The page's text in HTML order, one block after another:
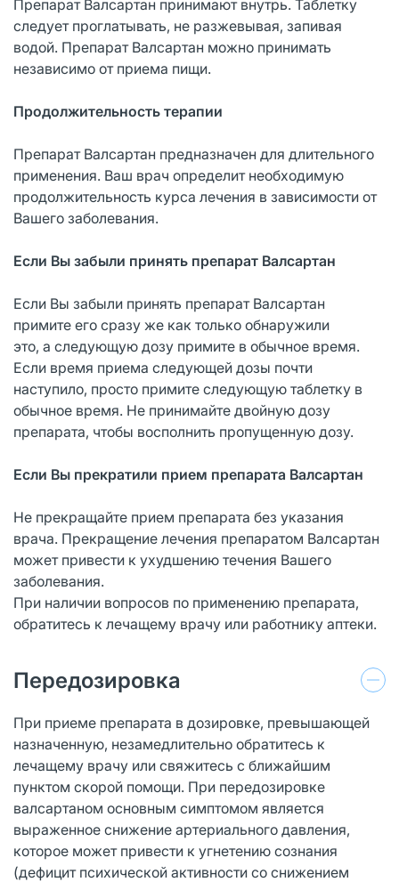
Препарат Валсартан принимают внутрь. Таблетку
следует проглатывать, не разжевывая, запивая
водой. Препарат Валсартан можно принимать
независимо от приема пищи.
Продолжительность терапии
Препарат Валсартан предназначен для длительного
применения. Ваш врач определит необходимую
продолжительность курса лечения в зависимости от
Вашего заболевания.
Если Вы забыли принять препарат Валсартан
Если Вы забыли принять препарат Валсартан
примите его сразу же как только обнаружили
это, а следующую дозу примите в обычное время.
Если время приема следующей дозы почти
наступило, просто примите следующую таблетку в
обычное время. Не принимайте двойную дозу
препарата, чтобы восполнить пропущенную дозу.
Если Вы прекратили прием препарата Валсартан
Не прекращайте прием препарата без указания
врача. Прекращение лечения препаратом Валсартан
может привести к ухудшению течения Вашего
заболевания.
При наличии вопросов по применению препарата,
обратитесь к лечащему врачу или работнику аптеки.
Передозировка
При приеме препарата в дозировке, превышающей
назначенную, незамедлительно обратитесь к
лечащему врачу или свяжитесь с ближайшим
пунктом скорой помощи. При передозировке
валсартаном основным симптомом является
выраженное снижение артериального давления,
которое может привести к угнетению сознания
(дефицит психической активности со снижением